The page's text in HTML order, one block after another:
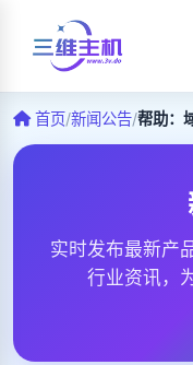
首页/新闻公告/帮助：
实时发布最新产
行业资讯，